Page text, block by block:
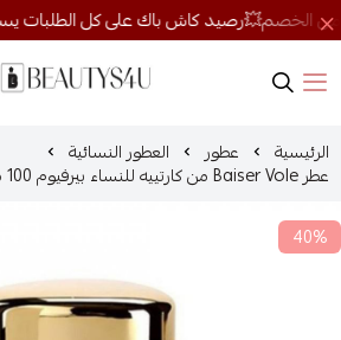
روائح الجمال
الرئيسية عطور العطور النسائية
عطر Baiser Vole من كارتييه للنساء بيرفيوم 100 مل
40%